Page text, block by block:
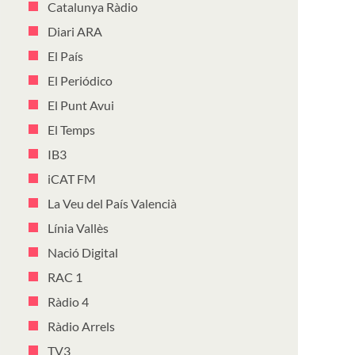
Catalunya Ràdio
Diari ARA
El País
El Periódico
El Punt Avui
El Temps
IB3
iCAT FM
La Veu del País Valencià
Línia Vallès
Nació Digital
RAC 1
Ràdio 4
Ràdio Arrels
TV3